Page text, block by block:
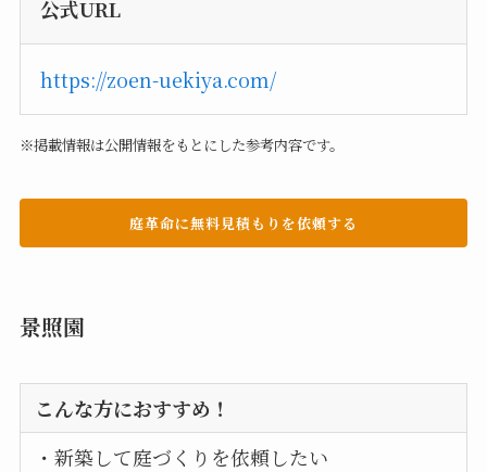
公式URL
https://zoen-uekiya.com/
※掲載情報は公開情報をもとにした参考内容です。
庭革命に無料見積もりを依頼する
景照園
こんな方におすすめ！
・新築して庭づくりを依頼したい